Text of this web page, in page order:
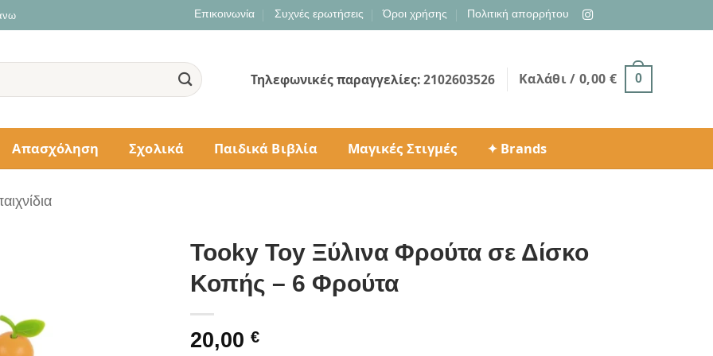
Επικοινωνία Συχνές ερωτήσεις Όροι χρήσης Πολιτική απορρήτου
Τηλεφωνικές παραγγελίες:2102603526 Καλάθι / 0,00 € 0
Απασχόληση Σχολικά Παιδικά Βιβλία Μαγικές Στιγμές ✦ Brands
Tooky Toy Ξύλινα Φρούτα σε Δίσκο
Κοπής – 6 Φρούτα
20,00 €